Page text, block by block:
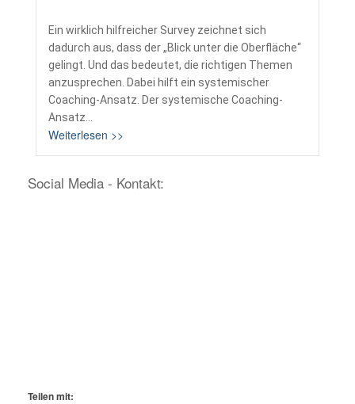
Ein wirklich hilfreicher Survey zeichnet sich
dadurch aus, dass der „Blick unter die Oberfläche“
gelingt. Und das bedeutet, die richtigen Themen
anzusprechen. Dabei hilft ein systemischer
Coaching-Ansatz. Der systemische Coaching-
Ansatz...
Weiterlesen >>
Social Media - Kontakt:
Teilen mit: